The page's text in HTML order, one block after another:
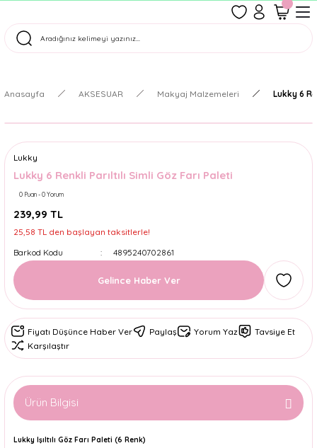
Tüm Siparişler Aynı Gün Kargoda!
Anasayfa AKSESUAR Makyaj Malzemeleri Lukky 6
Lukky
Lukky 6 Renkli Parıltılı Simli Göz Farı Paleti
0 Puan - 0 Yorum
239,99 TL
25,58 TL den başlayan taksitlerle!
Barkod Kodu
4895240702861
Gelince Haber Ver
Fiyatı Düşünce Haber Ver Paylaş Yorum Yaz
Tavsiye Et
Karşılaştır
Ürün Bilgisi
Lukky Işıltılı Göz Farı Paleti (6 Renk)